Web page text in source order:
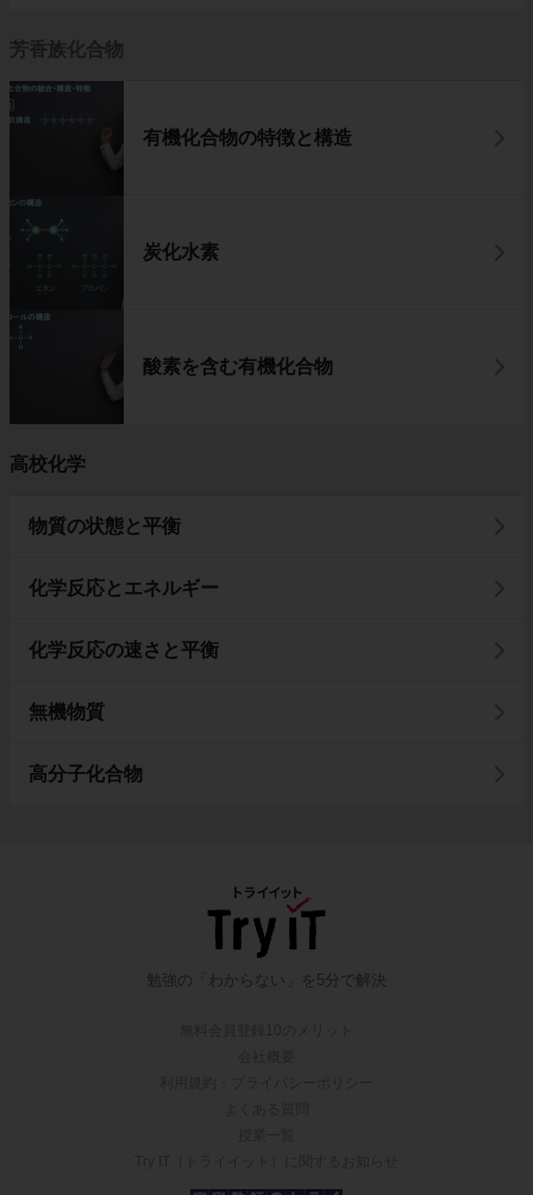
芳香族化合物
有機化合物の特徴と構造
炭化水素
酸素を含む有機化合物
高校化学
物質の状態と平衡
化学反応とエネルギー
化学反応の速さと平衡
無機物質
高分子化合物
勉強の「わからない」を5分で解決